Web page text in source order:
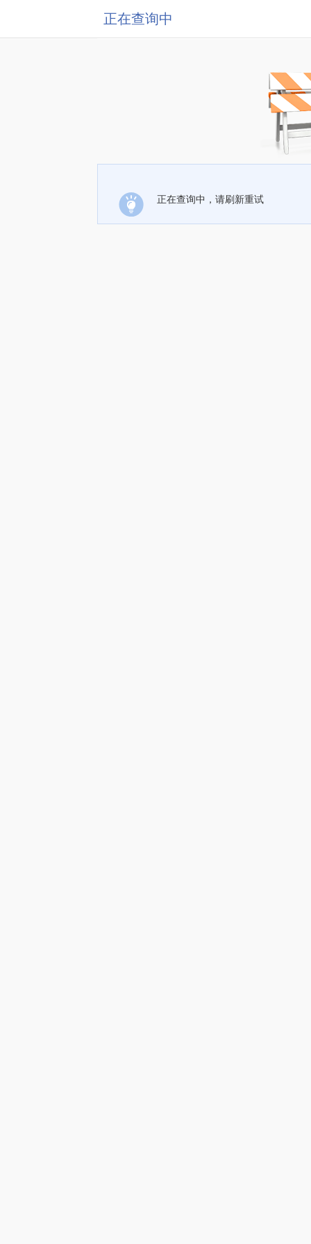
正在查询中
正在查询中，请刷新重试